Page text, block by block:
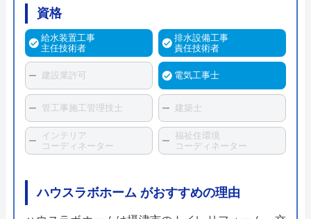
資格
給水装置工事
主任技術者
排水設備工事
責任技術者
建設業許可 電気工事士
管工事施工管理技士 建築士
インテリア
コーディネーター
福祉住環境
コーディネーター
ハウスラボホーム がおすすめの理由